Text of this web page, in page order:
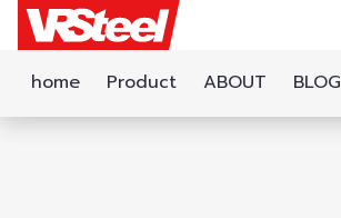
home Product ABOUT BLOG